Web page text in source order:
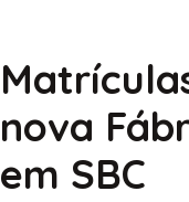
nova
em SBC